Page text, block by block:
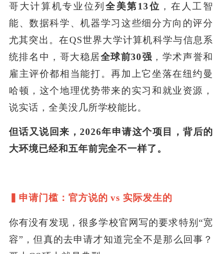
哥大计算机专业位列全美第13位 ，在人工智
能、数据科学、机器学习这些细分方向的评分
尤其突出。在QS世界大学计算机科学与信息系
统排名中，哥大稳居全球前30强 ，学术声誉和
雇主评价都相当能打。再加上它坐落在纽约曼
哈顿，这个地理优势带来的实习和就业资源，
说实话，全美没几所学校能比。
但话又说回来，2026年申请这个项目，背后的
大环境已经和五年前完全不一样了。
▍申请门槛：官方说的 vs 实际发生的
你有没有发现，很多学校官网写的要求特别“宽
容”，但真的去申请才知道完全不是那么回事？